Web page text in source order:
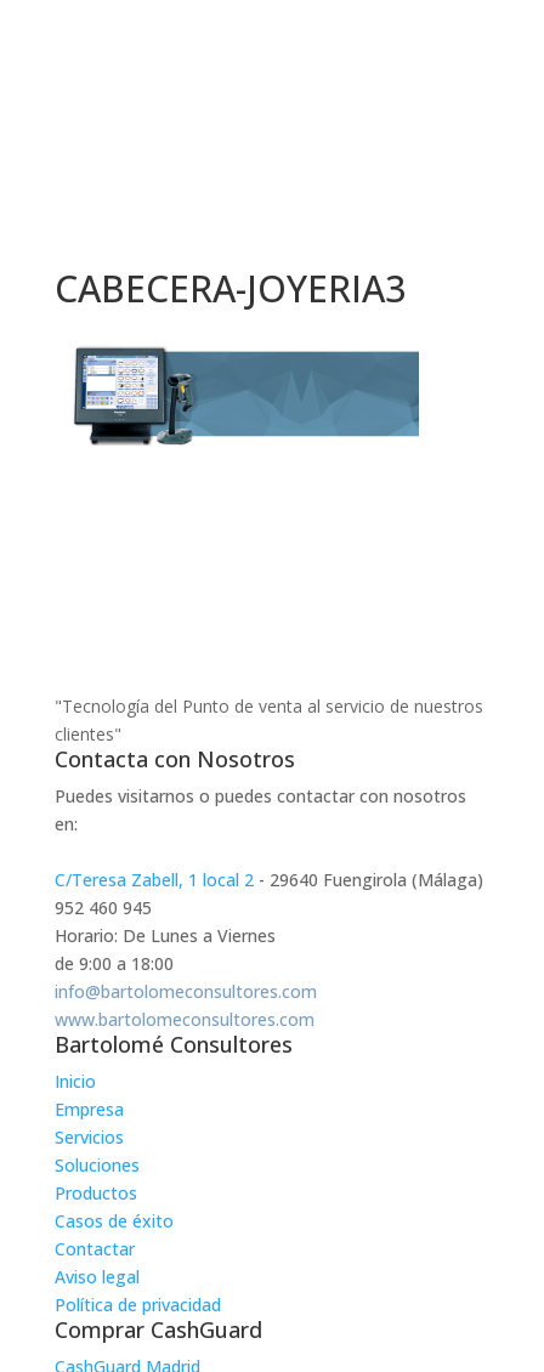
CABECERA-JOYERIA3
"Tecnología del Punto de venta al servicio de nuestros
clientes"
Contacta con Nosotros
Puedes visitarnos o puedes contactar con nosotros
en:
C/Teresa Zabell, 1 local 2- 29640 Fuengirola (Málaga)
952 460 945
Horario: De Lunes a Viernes
de 9:00 a 18:00
info@bartolomeconsultores.com
www.bartolomeconsultores.com
Bartolomé Consultores
Inicio
Empresa
Servicios
Soluciones
Productos
Casos de éxito
Contactar
Aviso legal
Política de privacidad
Comprar CashGuard
CashGuard Madrid